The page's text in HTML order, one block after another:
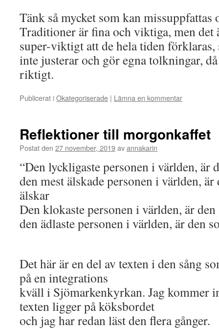
Tänk så mycket som kan missuppfattas
Traditioner är fina och viktiga, men det
super-viktigt att de hela tiden
inte justerar och gör egna tolkningar,
riktigt.
Publicerat iOkategoriserade | Lämna en kommentar
Reflektioner till morgonkaffet
Postat den 27 november, 2019avannakarin
“Den lyckligaste personen i världen, är
den mest älskade personen i världen,
älskar
Den klokaste personen i världen, är
den ädlaste personen i världen, är den
Det här är en del av texten i den sång
på en integrations
kväll i Sjömarkenkyrkan. Jag kommer
texten ligger på köksbordet
och jag har redan läst den flera gånger.